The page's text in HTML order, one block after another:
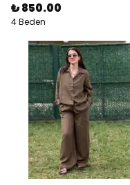
₺ 850.00
4 Beden